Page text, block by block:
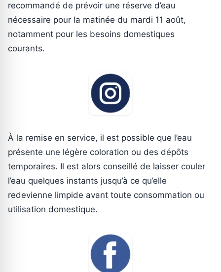
recommandé de prévoir une réserve d’eau
nécessaire pour la matinée du mardi 11 août,
notamment pour les besoins domestiques
courants.
À la remise en service, il est possible que l’eau
présente une légère coloration ou des dépôts
temporaires. Il est alors conseillé de laisser couler
l’eau quelques instants jusqu’à ce qu’elle
redevienne limpide avant toute consommation ou
utilisation domestique.